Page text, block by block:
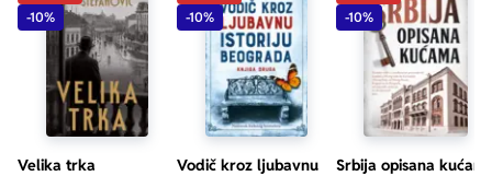
-10%
Velika trka
-10%
Vodič kroz ljubavnu
-10%
Srbija opisana